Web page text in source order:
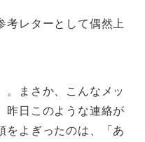
考レターとして偶然上
。まさか、こんなメッ
昨日このような連絡が
をよぎったのは、「あ